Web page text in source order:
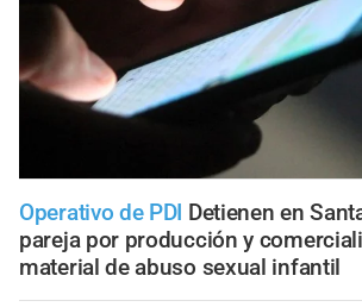
Operativo de PDI Detienen en
pareja por producción y
material de abuso sexual infantil